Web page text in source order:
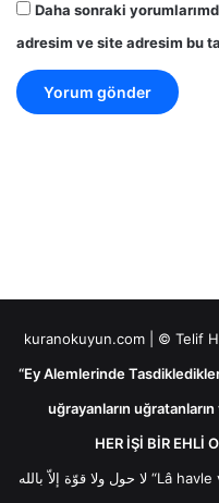
Daha sonraki
adresim ve site adresim bu
kuranokuyun.com | © Telif
“Ey Alemlerinde
uğrayanların uğratanların
HER İŞİ BİR EHLİ
لا حول ولا قوّة إلاّ بالله “Lâ havle ve lâ kuvvete illâ billâh Güç ve kuvvet